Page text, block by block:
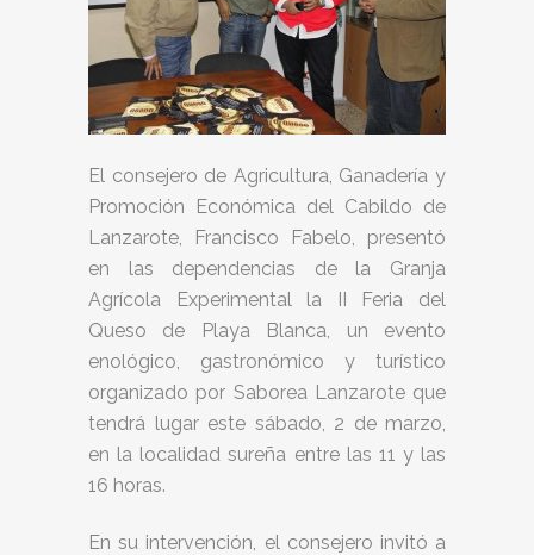
El consejero de Agricultura, Ganadería y
Promoción Económica del Cabildo de
Lanzarote, Francisco Fabelo, presentó
en las dependencias de la Granja
Agrícola Experimental la II Feria del
Queso de Playa Blanca, un evento
enológico, gastronómico y turístico
organizado por Saborea Lanzarote que
tendrá lugar este sábado, 2 de marzo,
en la localidad sureña entre las 11 y las
16 horas.
En su intervención, el consejero invitó a